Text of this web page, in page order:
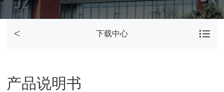
下载中心
产品说明书